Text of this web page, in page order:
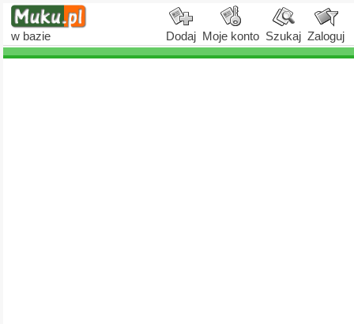
w bazie Dodaj Moje konto Szukaj Zaloguj